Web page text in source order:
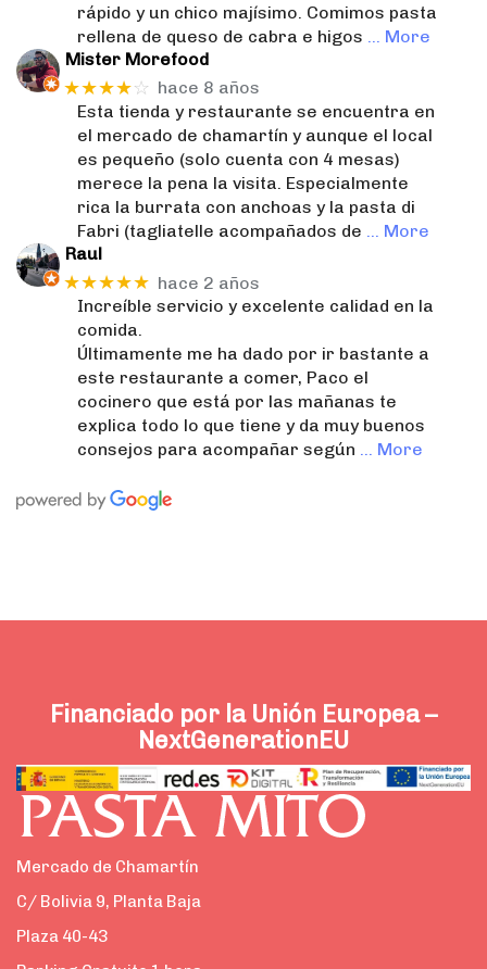
rápido y un chico majísimo. Comimos pasta
rellena de queso de cabra e higos
… More
Mister Morefood
★★★★☆ hace 8 años
Esta tienda y restaurante se encuentra en
el mercado de chamartín y aunque el local
es pequeño (solo cuenta con 4 mesas)
merece la pena la visita. Especialmente
rica la burrata con anchoas y la pasta di
Fabri (tagliatelle acompañados de … More
Raul
★★★★★ hace 2 años
Increíble servicio y excelente calidad en la
comida.
Últimamente me ha dado por ir bastante a
este restaurante a comer, Paco el
cocinero que está por las mañanas te
explica todo lo que tiene y da muy buenos
consejos para acompañar según … More
Financiado por la Unión Europea –
NextGenerationEU
Mercado de Chamartín
C/ Bolivia 9, Planta Baja
Plaza 40-43